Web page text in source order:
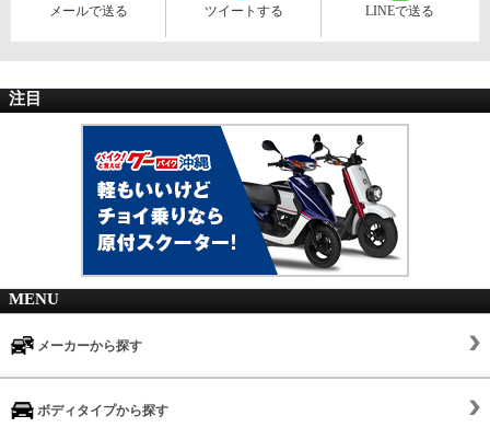
メールで送る ツイートする LINEで送る
注目
MENU
メーカーから探す
ボディタイプから探す